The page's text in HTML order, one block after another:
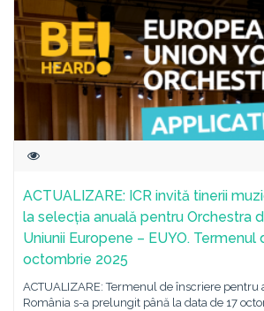
ACTUALIZARE: ICR invită tinerii
la selecția anuală pentru Orchestra
Uniunii Europene – EUYO. Termenul
octombrie 2025
ACTUALIZARE: Termenul de înscriere pentru
România s-a prelungit până la data de 17